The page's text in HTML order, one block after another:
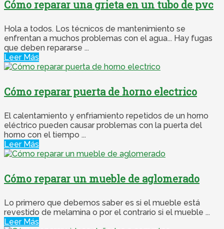
Cómo reparar una grieta en un tubo de pvc
Hola a todos. Los técnicos de mantenimiento se
enfrentan a muchos problemas con el agua... Hay fugas
que deben repararse ...
Leer Más
Cómo reparar puerta de horno electrico
El calentamiento y enfriamiento repetidos de un horno
eléctrico pueden causar problemas con la puerta del
horno con el tiempo ...
Leer Más
Cómo reparar un mueble de aglomerado
Lo primero que debemos saber es si el mueble está
revestido de melamina o por el contrario si el mueble ...
Leer Más